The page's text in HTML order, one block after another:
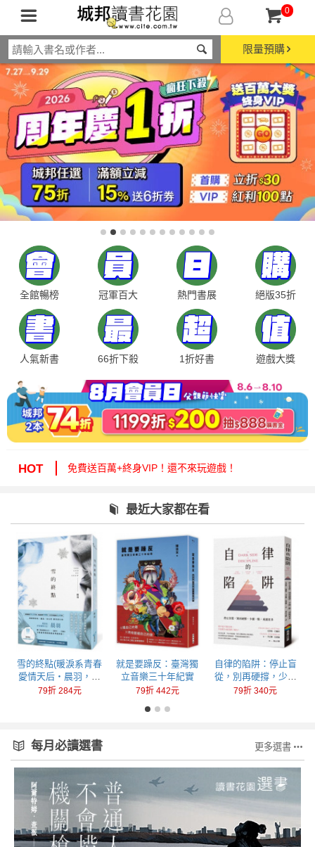
0
限量預購
全館暢榜 冠軍百大 熱門書展 絕版35折
人氣新書 66折下殺 1折好書 遊戲大獎
HOT
絕版35折，年度唯一！快來周年慶逛逛！
周年慶1折起！滿額再減15%送6折券！
最近大家都在看
雪的終點(暖淚系青春
愛情天后‧晨羽，全
新加筆黑暗純愛系列
79折 284元
就是要躁反：臺灣獨
立音樂三十年紀實
79折 442元
自律的陷阱：停止盲
從，別再硬撐，少做
一點，成就更多
79折 340元
每月必讀選書 更多選書